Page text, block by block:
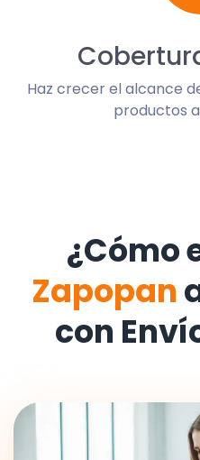
Haz crecer el alcance
productos
¿Cómo
Zapopan
con